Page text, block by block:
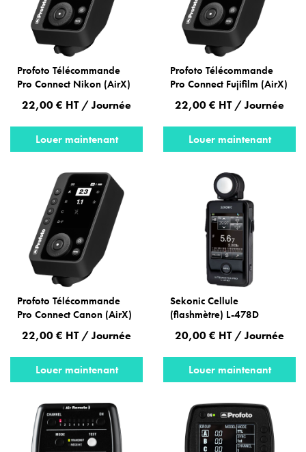
Profoto Télécommande
Pro Connect Nikon (AirX)
22,00 € HT / Journée
Louer maintenant
Profoto Télécommande
Pro Connect Fujifilm (AirX)
22,00 € HT / Journée
Louer maintenant
Profoto Télécommande
Pro Connect Canon (AirX)
22,00 € HT / Journée
Louer maintenant
Sekonic Cellule
(flashmètre) L-478D
20,00 € HT / Journée
Louer maintenant